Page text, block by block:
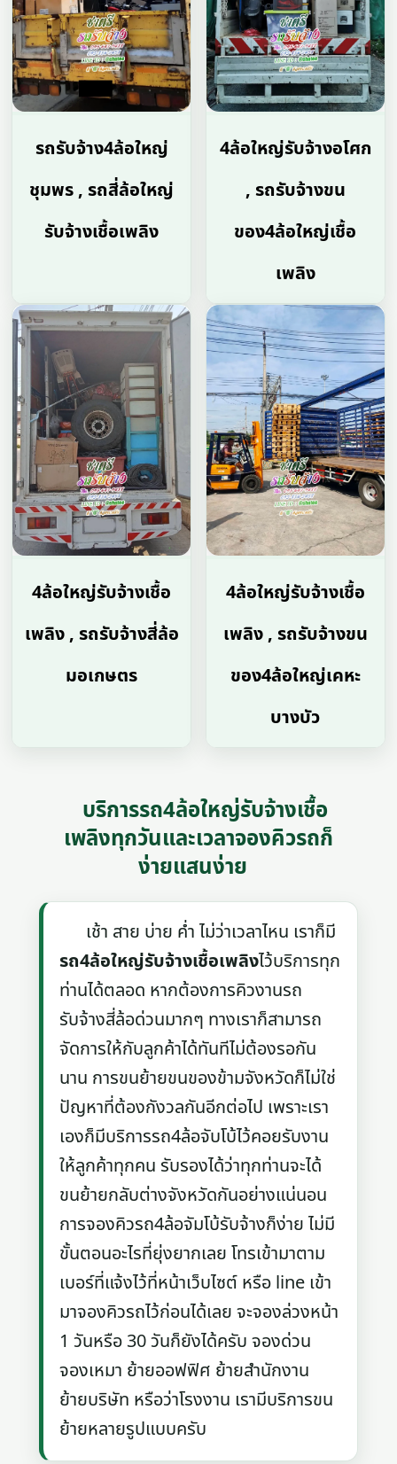
รถรับจ้าง4ล้อใหญ่
ชุมพร , รถสี่ล้อใหญ่
รับจ้างเชื้อเพลิง
4ล้อใหญ่รับจ้างอโศก
, รถรับจ้างขน
ของ4ล้อใหญ่เชื้อ
เพลิง
4ล้อใหญ่รับจ้างเชื้อ
เพลิง , รถรับจ้างสี่ล้อ
มอเกษตร
4ล้อใหญ่รับจ้างเชื้อ
เพลิง , รถรับจ้างขน
ของ4ล้อใหญ่เคหะ
บางบัว
บริการรถ4ล้อใหญ่รับจ้างเชื้อ
เพลิงทุกวันและเวลาจองคิวรถก็
ง่ายแสนง่าย
เช้า สาย บ่าย ค่ำ ไม่ว่าเวลาไหน เราก็มี
รถ4ล้อใหญ่รับจ้างเชื้อเพลิงไว้บริการทุก
ท่านได้ตลอด หากต้องการคิวงานรถ
รับจ้างสี่ล้อด่วนมากๆ ทางเราก็สามารถ
จัดการให้กับลูกค้าได้ทันทีไม่ต้องรอกัน
นาน การขนย้ายขนของข้ามจังหวัดก็ไม่ใช่
ปัญหาที่ต้องกังวลกันอีกต่อไป เพราะเรา
เองก็มีบริการรถ4ล้อจับโบ้ไว้คอยรับงาน
ให้ลูกค้าทุกคน รับรองได้ว่าทุกท่านจะได้
ขนย้ายกลับต่างจังหวัดกันอย่างแน่นอน
การจองคิวรถ4ล้อจัมโบ้รับจ้างก็ง่าย ไม่มี
ขั้นตอนอะไรที่ยุ่งยากเลย โทรเข้ามาตาม
เบอร์ที่แจ้งไว้ที่หน้าเว็บไซต์ หรือ line เข้า
มาจองคิวรถไว้ก่อนได้เลย จะจองล่วงหน้า
1 วันหรือ 30 วันก็ยังได้ครับ จองด่วน
จองเหมา ย้ายออฟฟิศ ย้ายสำนักงาน
ย้ายบริษัท หรือว่าโรงงาน เรามีบริการขน
ย้ายหลายรูปแบบครับ